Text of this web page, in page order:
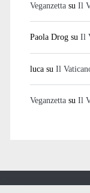
Veganzettasu Il
Paola Drogsu Il
lucasu Il
Veganzettasu Il